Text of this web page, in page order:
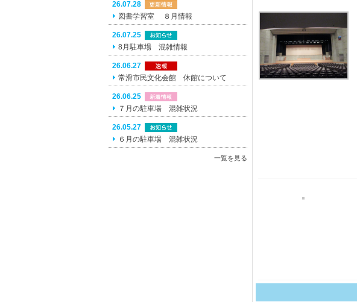
26.07.28
図書学習室 ８月情報
26.07.25
8月駐車場 混雑情報
26.06.27
常滑市民文化会館 休館について
26.06.25
７月の駐車場 混雑状況
26.05.27
６月の駐車場 混雑状況
一覧を見る